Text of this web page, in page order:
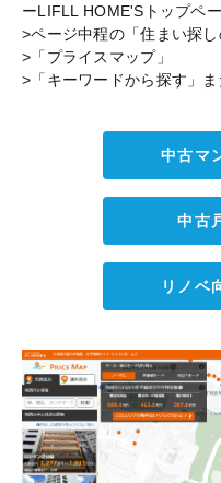
ーLIFLL HOME'Sトップペ
>ページ中程の「住まい探し
>「プライスマップ」
>「キーワードから探す」
中古マ
中古
リノベ